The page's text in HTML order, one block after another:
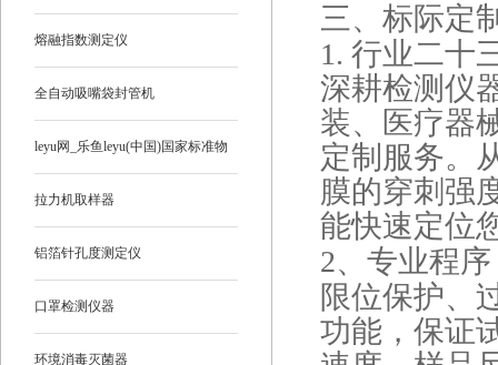
熔融指数测定仪
全自动吸嘴袋封管机
leyu网_乐鱼leyu(中国)国家标准物
质
拉力机取样器
铝箔针孔度测定仪
口罩检测仪器
环境消毒灭菌器
三、标际定
1. 行业二十
深耕检测仪
装、医疗器
定制服务。
膜的穿刺强
能快速定位
2、专业程
限位保护、
功能，保证